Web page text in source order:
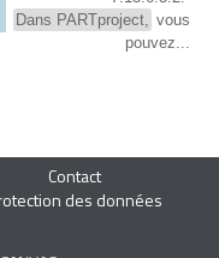
Dans PARTproject, vous
pouvez...
Contact
des données